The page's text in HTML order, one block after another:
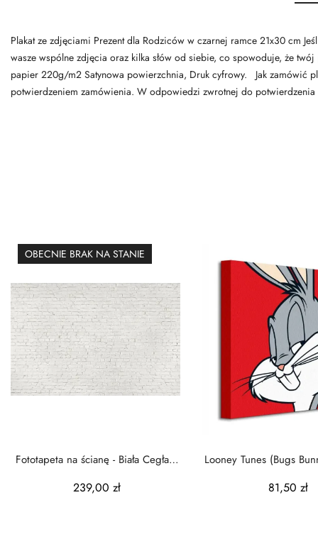
Plakat ze zdjęciami Prezent dla Rodziców w czarnej ramce 21x30 cm
wasze wspólne zdjęcia oraz kilka słów od siebie, co spowoduje, że
papier 220g/m2 Satynowa powierzchnia, Druk cyfrowy. Jak zamówić
potwierdzeniem zamówienia. W odpowiedzi zwrotnej do
OBECNIE BRAK NA STANIE
Fototapeta na ścianę - Biała Cegła -
239,00 zł
Looney Tunes (Bugs
81,50 zł